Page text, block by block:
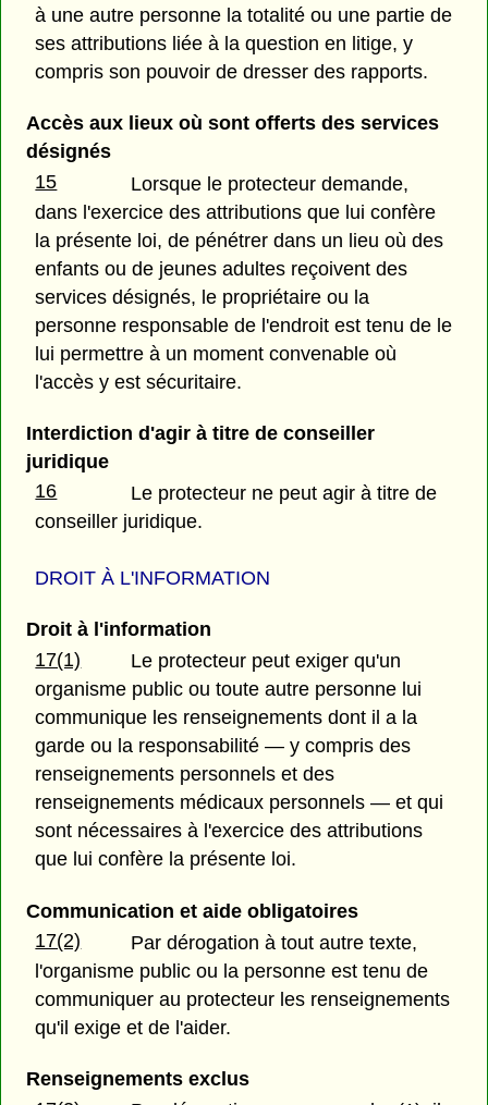
à une autre personne la totalité ou une partie de
ses attributions liée à la question en litige, y
compris son pouvoir de dresser des rapports.
Accès aux lieux où sont offerts des services
désignés
15
Lorsque le protecteur demande,
dans l'exercice des attributions que lui confère
la présente loi, de pénétrer dans un lieu où des
enfants ou de jeunes adultes reçoivent des
services désignés, le propriétaire ou la
personne responsable de l'endroit est tenu de le
lui permettre à un moment convenable où
l'accès y est sécuritaire.
Interdiction d'agir à titre de conseiller
juridique
16
Le protecteur ne peut agir à titre de
conseiller juridique.
DROIT À L'INFORMATION
Droit à l'information
17(1)
Le protecteur peut exiger qu'un
organisme public ou toute autre personne lui
communique les renseignements dont il a la
garde ou la responsabilité — y compris des
renseignements personnels et des
renseignements médicaux personnels — et qui
sont nécessaires à l'exercice des attributions
que lui confère la présente loi.
Communication et aide obligatoires
17(2)
Par dérogation à tout autre texte,
l'organisme public ou la personne est tenu de
communiquer au protecteur les renseignements
qu'il exige et de l'aider.
Renseignements exclus